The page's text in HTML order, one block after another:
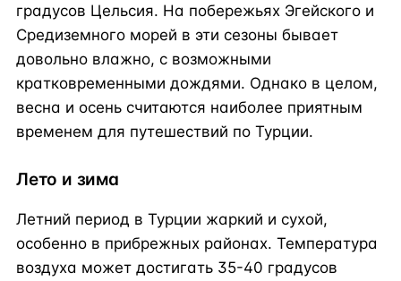
градусов Цельсия. На побережьях Эгейского и
Средиземного морей в эти сезоны бывает
довольно влажно, с возможными
кратковременными дождями. Однако в целом,
весна и осень считаются наиболее приятным
временем для путешествий по Турции.
Лето и зима
Летний период в Турции жаркий и сухой,
особенно в прибрежных районах. Температура
воздуха может достигать 35-40 градусов